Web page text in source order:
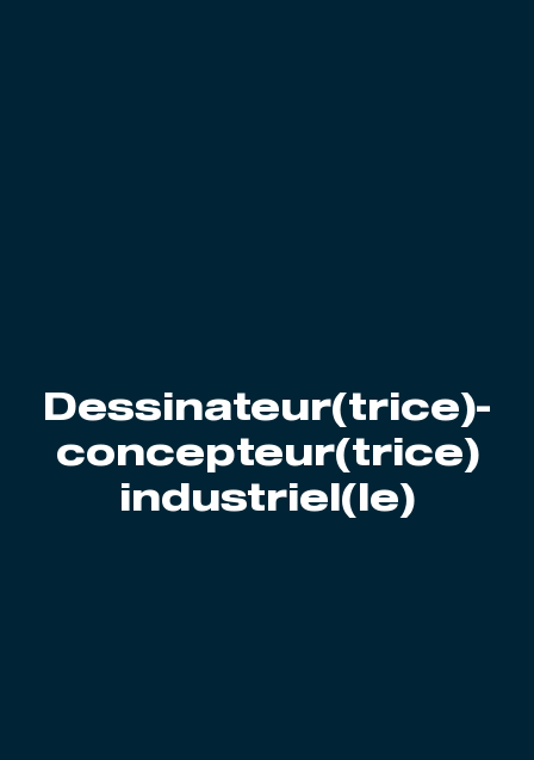
Dessinateur(trice)-
concepteur(trice)
industriel(le)